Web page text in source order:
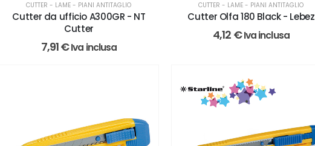
CUTTER - LAME - PIANI ANTITAGLIO
Cutter da ufficio A300GR - NT
Cutter
7,91€Iva inclusa
CUTTER - LAME - PIANI ANTITAGLIO
Cutter Olfa 180 Black - Lebez
4,12 €Iva inclusa